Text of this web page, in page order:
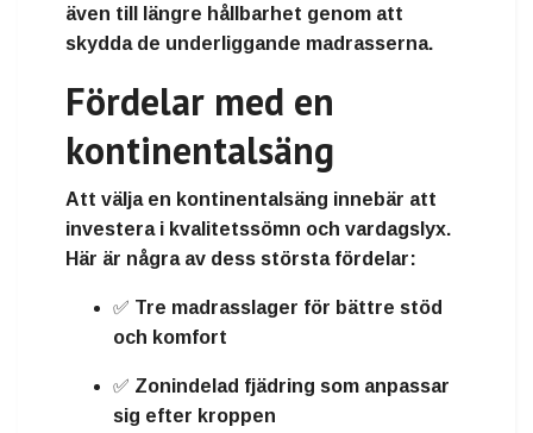
även till längre hållbarhet genom att
skydda de underliggande madrasserna.
Fördelar med en
kontinentalsäng
Att välja en kontinentalsäng innebär att
investera i kvalitetssömn och vardagslyx.
Här är några av dess största fördelar:
✅ Tre madrasslager för bättre stöd
och komfort
✅ Zonindelad fjädring som anpassar
sig efter kroppen